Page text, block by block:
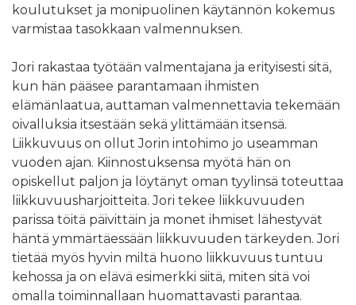
koulutukset ja monipuolinen käytännön kokemus
varmistaa tasokkaan valmennuksen.
Jori rakastaa työtään valmentajana ja erityisesti sitä,
kun hän pääsee parantamaan ihmisten
elämänlaatua, auttaman valmennettavia tekemään
oivalluksia itsestään sekä ylittämään itsensä.
Liikkuvuus on ollut Jorin intohimo jo useamman
vuoden ajan. Kiinnostuksensa myötä hän on
opiskellut paljon ja löytänyt oman tyylinsä toteuttaa
liikkuvuusharjoitteita. Jori tekee liikkuvuuden
parissa töitä päivittäin ja monet ihmiset lähestyvät
häntä ymmärtäessään liikkuvuuden tärkeyden. Jori
tietää myös hyvin miltä huono liikkuvuus tuntuu
kehossa ja on elävä esimerkki siitä, miten sitä voi
omalla toiminnallaan huomattavasti parantaa.